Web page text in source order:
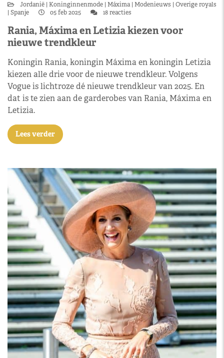
Jordanië Koninginnenmode Máxima Modenieuws
Overige royals
Spanje
05 feb 2025 18 reacties
Rania, Máxima en Letizia kiezen voor
nieuwe trendkleur
Koningin Rania, koningin Máxima en koningin Letizia
kiezen alle drie voor de nieuwe trendkleur. Volgens
Vogue is lichtroze dé nieuwe trendkleur van 2025. En
dat is te zien aan de garderobes van Rania, Máxima en
Letizia.
Lees verder